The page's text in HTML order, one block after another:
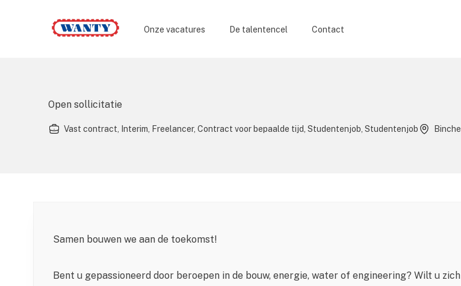
Wanty
Onze vacatures De talentencel Contact
Open sollicitatie
Vast contract, Interim, Freelancer, Contract voor bepaalde tijd, Studentenjob, Studentenjob Binche
Samen bouwen we aan de toekomst!
Bent u gepassioneerd door beroepen in de bouw, energie, water of engineering? Wilt u zich